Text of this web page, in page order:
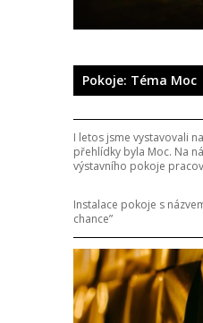
Pokoje: Téma Moc
I letos jsme vystavovali
přehlídky byla Moc. Na
výstavního pokoje
Instalace pokoje s
chance”